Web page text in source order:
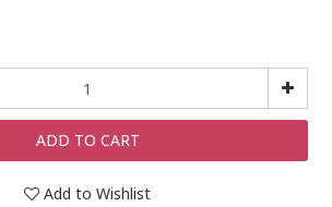
ADD TO CART
Add to Wishlist